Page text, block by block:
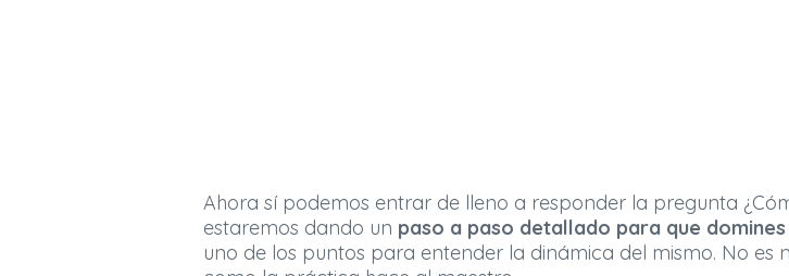
Ahora sí podemos entrar de lleno a responder la pregunta
estaremos dando un paso a paso detallado para que
uno de los puntos para entender la dinámica del mismo. No es